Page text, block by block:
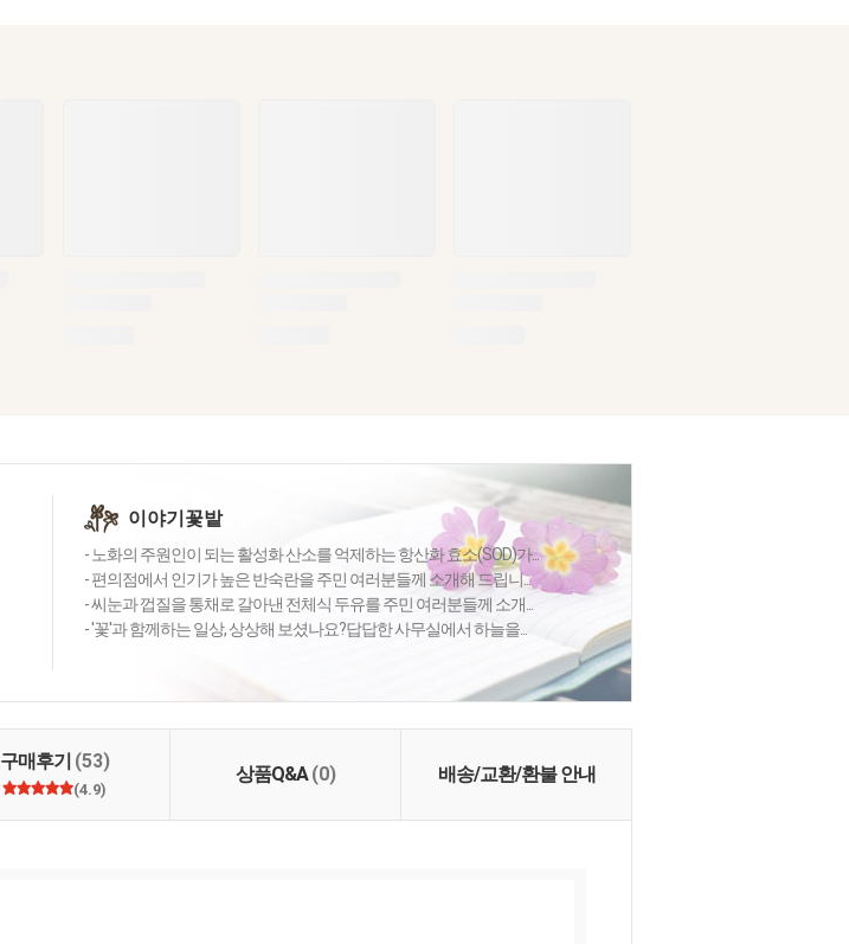
이야기꽃밭
- 노화의 주원인이 되는 활성화 산소를 억제하는 항산화 효소(SOD)가...
- 편의점에서 인기가 높은 반숙란을 주민 여러분들께 소개해 드립니...
- 씨눈과 껍질을 통채로 갈아낸 전체식 두유를 주민 여러분들께 소개...
- '꽃'과 함께하는 일상, 상상해 보셨나요?답답한 사무실에서 하늘을...
구매후기 (53)
(4.9)
상품Q&A(0) 배송/교환/환불 안내